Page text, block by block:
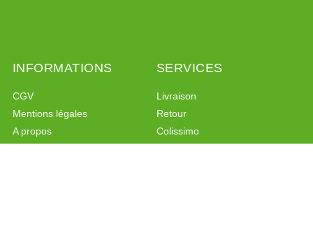
INFORMATIONS
CGV
Mentions légales
A propos
SERVICES
Livraison
Retour
Colissimo